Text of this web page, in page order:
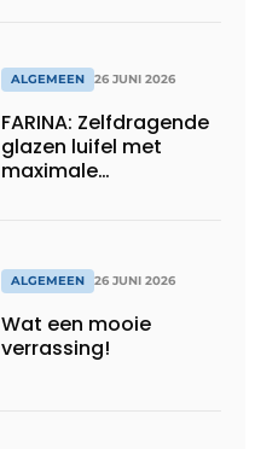
ALGEMEEN 26 JUNI 2026
FARINA: Zelfdragende
glazen luifel met
maximale
ALGEMEEN 26 JUNI 2026
Wat een mooie
verrassing!